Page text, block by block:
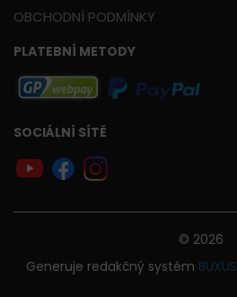
OBCHODNÍ PODMÍNKY
PLATEBNÍ METODY
SOCIÁLNÍ SÍTĚ
© 2026
Generuje redakčný systém BUXUS